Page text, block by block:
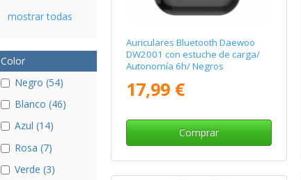
mostrar todas
Color
Negro (54)
Blanco (46)
Azul (14)
Rosa (7)
Verde (3)
Auriculares Bluetooth Daewoo
DW2001 con estuche de carga/
Autonomía 6h/ Negros
17,99 €
Comprar